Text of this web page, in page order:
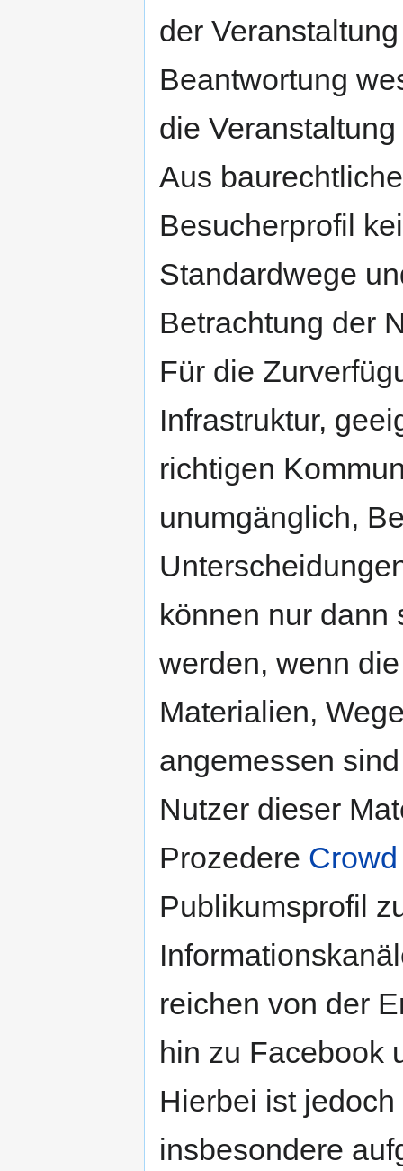
der
Beantwortung
die
Aus
Besucherprofil
Standardwege
Betrachtung der
Für die
Infrastruktur,
richtigen
unumgänglich,
können nur dann
werden, wenn
Materialien,
angemessen
Nutzer dieser
Prozedere
Publikumsprofil
reichen von der
hin zu Facebook
Hierbei ist
insbesondere